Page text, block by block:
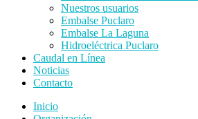
Nuestros usuarios
Embalse Puclaro
Embalse La Laguna
Hidroeléctrica Puclaro
Caudal en Línea
Noticias
Contacto
Inicio